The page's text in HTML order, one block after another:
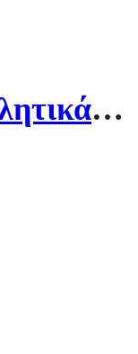
Under Armour Αθλητικά Παιδικά Παπούτσια 3024981-002 Μαύρα